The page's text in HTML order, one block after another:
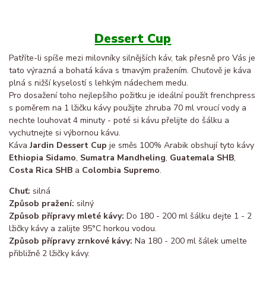
Dessert Cup
Patříte-li spíše mezi milovníky silnějších káv, tak přesně pro Vás je
tato výrazná a bohatá káva s tmavým pražením. Chuťově je káva
plná s nižší kyselostí s lehkým nádechem medu.
Pro dosažení toho nejlepšího požitku je ideální použít frenchpress
s poměrem na 1 lžičku kávy použijte zhruba 70 ml vroucí vody a
nechte louhovat 4 minuty - poté si kávu přelijte do šálku a
vychutnejte si výbornou kávu.
KávaJardin Dessert Cup je směs 100% Arabik obshují tyto kávy
Ethiopia Sidamo, Sumatra Mandheling, Guatemala SHB,
Costa Rica SHB a Colombia Supremo.
Chuť: silná
Způsob pražení: silný
Způsob přípravy mleté kávy: Do 180 - 200 ml šálku dejte 1 - 2
lžičky kávy a zalijte 95°C horkou vodou.
Způsob přípravy zrnkové kávy: Na 180 - 200 ml šálek umelte
přibližně 2 lžičky kávy.